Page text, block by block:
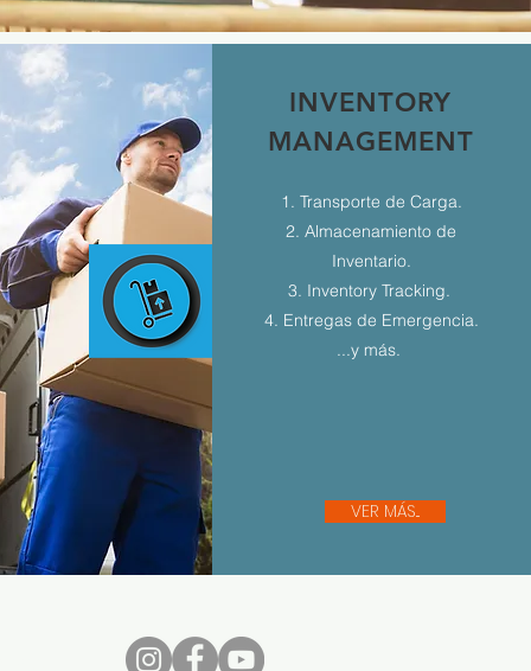
INVENTORY
MANAGEMENT
1. Transporte de Carga.
2. Almacenamiento de
Inventario.
3. Inventory Tracking.
4. Entregas de Emergencia.
...y más.
VER MÁS...